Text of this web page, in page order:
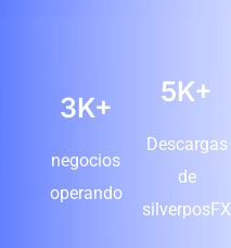
3K+
negocios
operando
5K+
Descargas
de
silverposFX